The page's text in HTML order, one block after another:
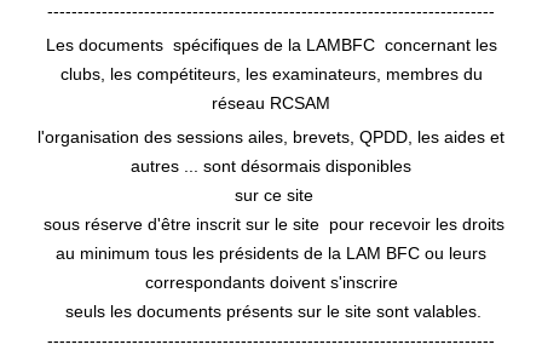
--------------------------------------------------------------------------
Les documents spécifiques de la LAMBFC concernant les
clubs, les compétiteurs, les examinateurs, membres du
réseau RCSAM
l'organisation des sessions ailes, brevets, QPDD, les aides et
autres ... sont désormais disponibles
sur ce site
sous réserve d'être inscrit sur le site pour recevoir les droits
au minimum tous les présidents de la LAM BFC ou leurs
correspondants doivent s'inscrire
seuls les documents présents sur le site sont valables.
--------------------------------------------------------------------------